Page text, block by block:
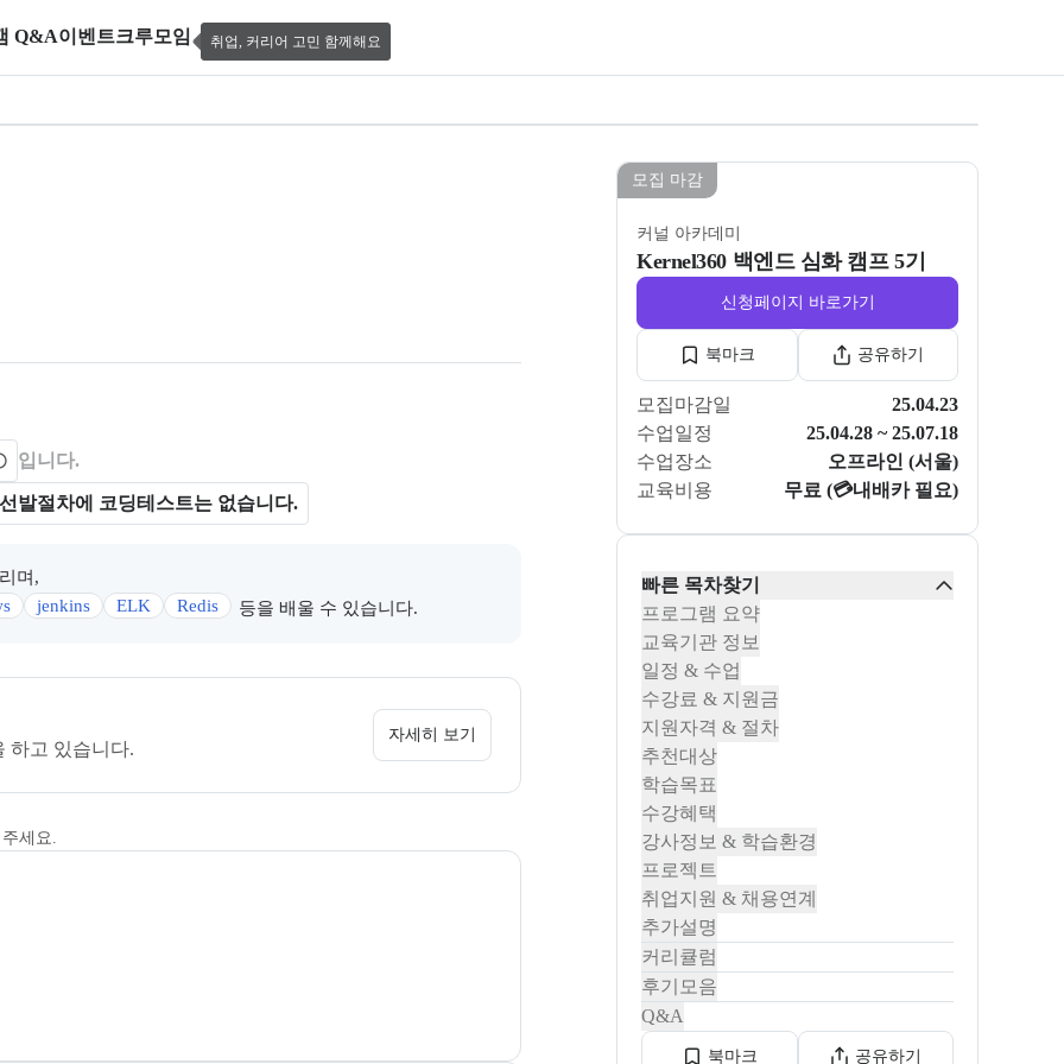
Q&A이벤트크루모임 취업, 커리어 고민 함께해요
모든 사진 보기
입니다.
선발절차에 코딩테스트는 없습니다.
며,
jenkins ELK Redis 등을 배울 수 있습니다.
하고 있습니다.
자세히 보기
세요.
모집 마감
커널 아카데미
Kernel360 백엔드 심화 캠프 5기
신청페이지 바로가기
북마크 공유하기
모집마감일
25.04.23
수업일정
25.04.28 ~ 25.07.18
수업장소
오프라인 (서울)
교육비용
무료 (💳내배카 필요)
빠른 목차찾기
프로그램 요약
교육기관 정보
일정 & 수업
수강료 & 지원금
지원자격 & 절차
추천대상
학습목표
수강혜택
강사정보 & 학습환경
프로젝트
취업지원 & 채용연계
추가설명
커리큘럼
후기모음
Q&A
북마크 공유하기